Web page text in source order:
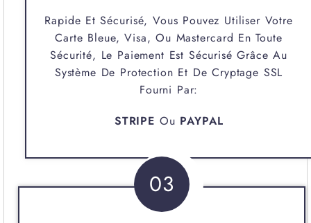
Rapide Et Sécurisé, Vous Pouvez Utiliser Votre
Carte Bleue, Visa, Ou Mastercard En Toute
Sécurité, Le Paiement Est Sécurisé Grâce Au
Système De Protection Et De Cryptage SSL
Fourni Par:
STRIPE Ou PAYPAL
03